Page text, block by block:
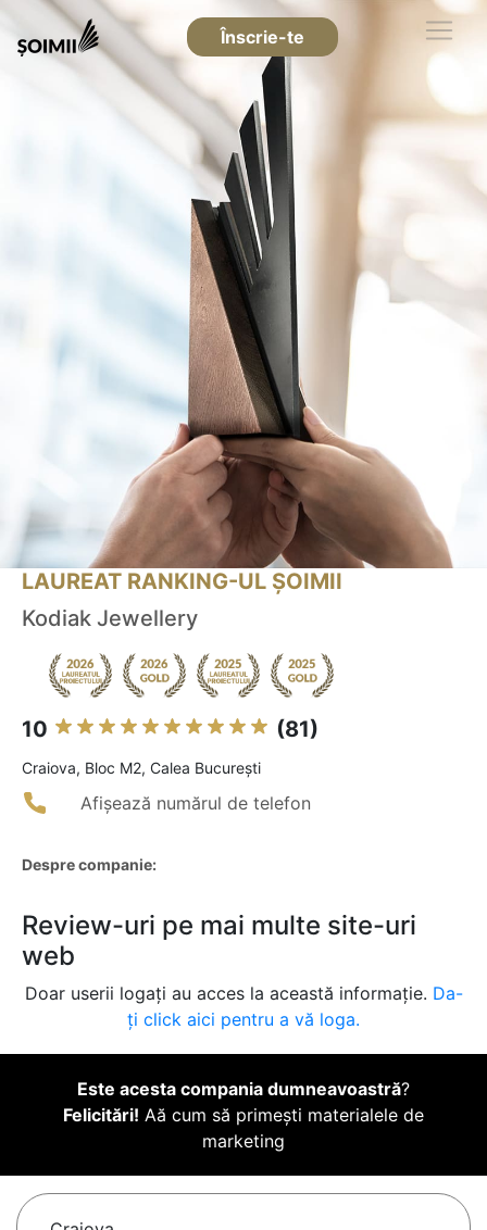
Înscrie-te
LAUREAT RANKING-UL ȘOIMII
Kodiak Jewellery
10 (81)
Craiova, Bloc M2, Calea București
Afișează numărul de telefon
Despre companie:
Review-uri pe mai multe site-uri
web
Doar userii logați au acces la această informație. Da-
ți click aici pentru a vă loga.
Este acesta compania dumneavoastră?
Felicitări! Aă cum să primești materialele de
marketing